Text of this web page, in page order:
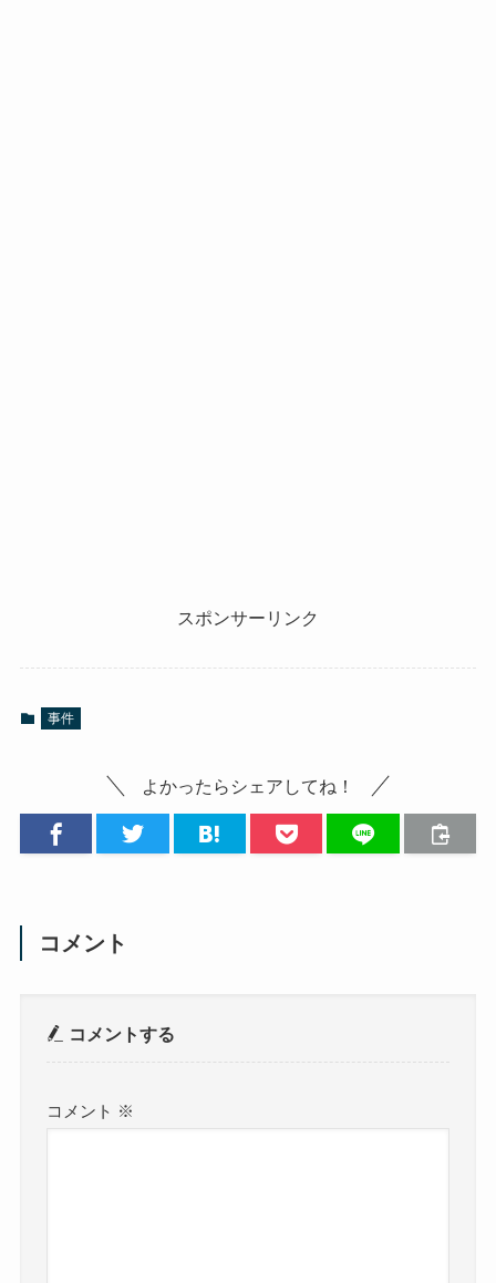
スポンサーリンク
事件
よかったらシェアしてね！
コメント
コメントする
コメント ※